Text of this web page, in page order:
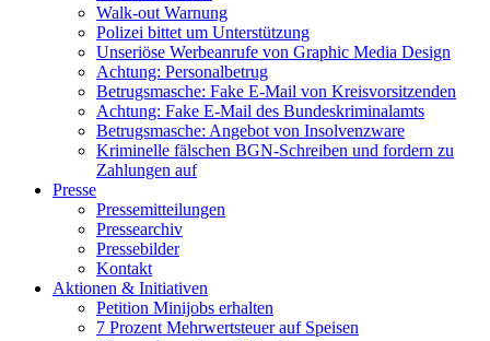
Walk-out Warnung
Polizei bittet um Unterstützung
Unseriöse Werbeanrufe von Graphic Media Design
Achtung: Personalbetrug
Betrugsmasche: Fake E-Mail von Kreisvorsitzenden
Achtung: Fake E-Mail des Bundeskriminalamts
Betrugsmasche: Angebot von Insolvenzware
Kriminelle fälschen BGN-Schreiben und fordern zu
Zahlungen auf
Presse
Pressemitteilungen
Pressearchiv
Pressebilder
Kontakt
Aktionen & Initiativen
Petition Minijobs erhalten
7 Prozent Mehrwertsteuer auf Speisen